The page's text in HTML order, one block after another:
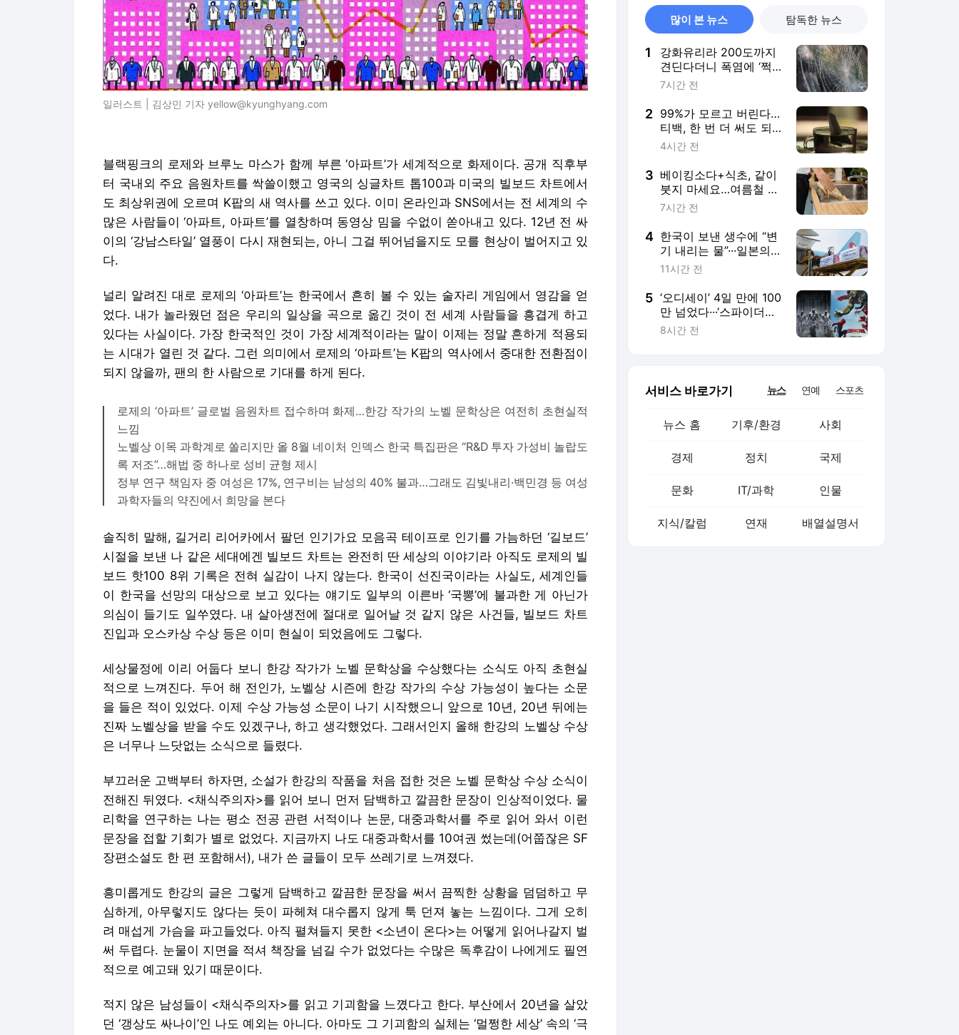
일러스트 | 김상민 기자 yellow@kyunghyang.com
블랙핑크의 로제와 브루노 마스가 함께 부른 ‘아파트’가 세계적으로 화제이다. 공개 직후부
터 국내외 주요 음원차트를 싹쓸이했고 영국의 싱글차트 톱100과 미국의 빌보드 차트에서
도 최상위권에 오르며 K팝의 새 역사를 쓰고 있다. 이미 온라인과 SNS에서는 전 세계의 수
많은 사람들이 ‘아파트, 아파트’를 열창하며 동영상 밈을 수없이 쏟아내고 있다. 12년 전 싸
이의 ‘강남스타일’ 열풍이 다시 재현되는, 아니 그걸 뛰어넘을지도 모를 현상이 벌어지고 있
다.
널리 알려진 대로 로제의 ‘아파트’는 한국에서 흔히 볼 수 있는 술자리 게임에서 영감을 얻
었다. 내가 놀라웠던 점은 우리의 일상을 곡으로 옮긴 것이 전 세계 사람들을 흥겹게 하고
있다는 사실이다. 가장 한국적인 것이 가장 세계적이라는 말이 이제는 정말 흔하게 적용되
는 시대가 열린 것 같다. 그런 의미에서 로제의 ‘아파트’는 K팝의 역사에서 중대한 전환점이
되지 않을까, 팬의 한 사람으로 기대를 하게 된다.
로제의 ‘아파트’ 글로벌 음원차트 접수하며 화제…한강 작가의 노벨 문학상은 여전히 초현실적
느낌
노벨상 이목 과학계로 쏠리지만 올 8월 네이처 인덱스 한국 특집판은 “R&D 투자 가성비 놀랍도
록 저조”…해법 중 하나로 성비 균형 제시
정부 연구 책임자 중 여성은 17%, 연구비는 남성의 40% 불과…그래도 김빛내리·백민경 등 여성
과학자들의 약진에서 희망을 본다
솔직히 말해, 길거리 리어카에서 팔던 인기가요 모음곡 테이프로 인기를 가늠하던 ‘길보드’
시절을 보낸 나 같은 세대에겐 빌보드 차트는 완전히 딴 세상의 이야기라 아직도 로제의 빌
보드 핫100 8위 기록은 전혀 실감이 나지 않는다. 한국이 선진국이라는 사실도, 세계인들
이 한국을 선망의 대상으로 보고 있다는 얘기도 일부의 이른바 ‘국뽕’에 불과한 게 아닌가
의심이 들기도 일쑤였다. 내 살아생전에 절대로 일어날 것 같지 않은 사건들, 빌보드 차트
진입과 오스카상 수상 등은 이미 현실이 되었음에도 그렇다.
세상물정에 이리 어둡다 보니 한강 작가가 노벨 문학상을 수상했다는 소식도 아직 초현실
적으로 느껴진다. 두어 해 전인가, 노벨상 시즌에 한강 작가의 수상 가능성이 높다는 소문
을 들은 적이 있었다. 이제 수상 가능성 소문이 나기 시작했으니 앞으로 10년, 20년 뒤에는
진짜 노벨상을 받을 수도 있겠구나, 하고 생각했었다. 그래서인지 올해 한강의 노벨상 수상
은 너무나 느닷없는 소식으로 들렸다.
부끄러운 고백부터 하자면, 소설가 한강의 작품을 처음 접한 것은 노벨 문학상 수상 소식이
전해진 뒤였다. <채식주의자>를 읽어 보니 먼저 담백하고 깔끔한 문장이 인상적이었다. 물
리학을 연구하는 나는 평소 전공 관련 서적이나 논문, 대중과학서를 주로 읽어 와서 이런
문장을 접할 기회가 별로 없었다. 지금까지 나도 대중과학서를 10여권 썼는데(어쭙잖은 SF
장편소설도 한 편 포함해서), 내가 쓴 글들이 모두 쓰레기로 느껴졌다.
흥미롭게도 한강의 글은 그렇게 담백하고 깔끔한 문장을 써서 끔찍한 상황을 덤덤하고 무
심하게, 아무렇지도 않다는 듯이 파헤쳐 대수롭지 않게 툭 던져 놓는 느낌이다. 그게 오히
려 매섭게 가슴을 파고들었다. 아직 펼쳐들지 못한 <소년이 온다>는 어떻게 읽어나갈지 벌
써 두렵다. 눈물이 지면을 적셔 책장을 넘길 수가 없었다는 수많은 독후감이 나에게도 필연
적으로 예고돼 있기 때문이다.
적지 않은 남성들이 <채식주의자>를 읽고 기괴함을 느꼈다고 한다. 부산에서 20년을 살았
던 ‘갱상도 싸나이’인 나도 예외는 아니다. 아마도 그 기괴함의 실체는 ‘멀쩡한 세상’ 속의 ‘극
많이 본 뉴스 탐독한 뉴스
1
강화유리라 200도까지
견딘다더니 폭염에 ‘쩍’···
산산조각 주의보
7시간 전
2 99%가 모르고 버린다…
티백, 한 번 더 써도 되
는 차는?
4시간 전
3 베이킹소다+식초, 같이
붓지 마세요…여름철 싱
크대 배수구 냄새 없애
7시간 전
4 한국이 보낸 생수에 “변
기 내리는 물”···일본의
‘혐한’은 어떻게 일상이
소월드]
11시간 전
5 ‘오디세이’ 4일 만에 100
만 넘었다···‘스파이더맨
4’는 초고속 500만 돌파
8시간 전
서비스 바로가기 뉴스 연예 스포츠
뉴스 홈 기후/환경 사회
경제 정치 국제
문화 IT/과학 인물
지식/칼럼 연재 배열설명서